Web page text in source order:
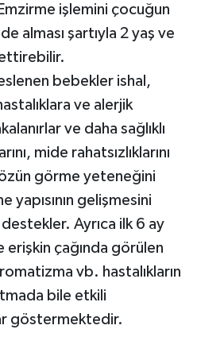
işlemini çocuğun
alması şartıyla 2 yaş ve
bebekler ishal,
ve alerjik
ve daha sağlıklı
mide rahatsızlıklarını
görme yeteneğini
yapısının gelişmesini
Ayrıca ilk 6 ay
erişkin çağında görülen
vb. hastalıkların
bile etkili
göstermektedir.